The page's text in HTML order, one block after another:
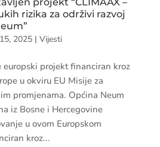
rizika za održivi razvoj
2025| Vijesti
europski projekt financiran kroz
u okviru EU Misije za
promjenama. Općina Neum
iz Bosne i Hercegovine
u ovom Europskom
kroz...